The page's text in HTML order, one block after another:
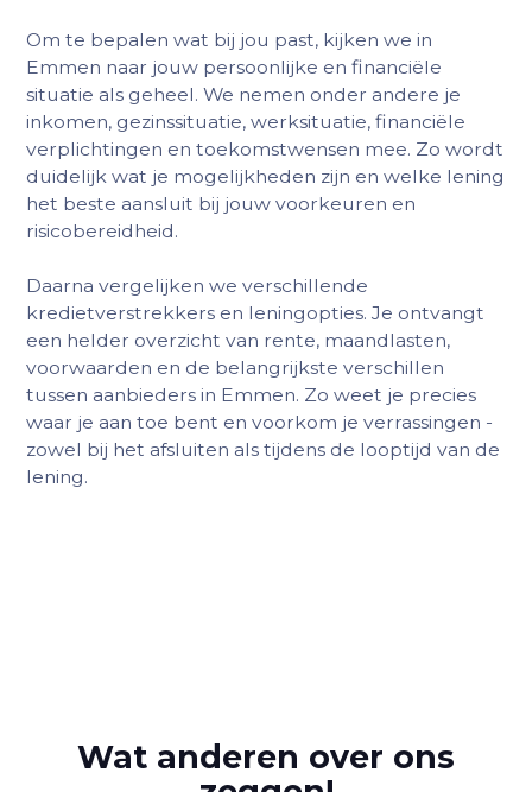
Om te bepalen wat bij jou past, kijken we in
Emmen naar jouw persoonlijke en financiële
situatie als geheel. We nemen onder andere je
inkomen, gezinssituatie, werksituatie, financiële
verplichtingen en toekomstwensen mee. Zo wordt
duidelijk wat je mogelijkheden zijn en welke lening
het beste aansluit bij jouw voorkeuren en
risicobereidheid.
Daarna vergelijken we verschillende
kredietverstrekkers en leningopties. Je ontvangt
een helder overzicht van rente, maandlasten,
voorwaarden en de belangrijkste verschillen
tussen aanbieders in Emmen. Zo weet je precies
waar je aan toe bent en voorkom je verrassingen -
zowel bij het afsluiten als tijdens de looptijd van de
lening.
Wat anderen over ons